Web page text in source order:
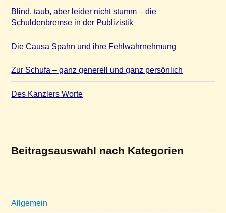
Blind, taub, aber leider nicht stumm – die
Schuldenbremse in der Publizistik
Die Causa Spahn und ihre Fehlwahrnehmung
Zur Schufa – ganz generell und ganz persönlich
Des Kanzlers Worte
Beitragsauswahl nach Kategorien
Allgemein